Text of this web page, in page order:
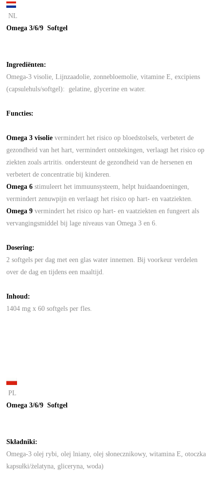
NL
Omega 3/6/9 Softgel
Ingrediënten:
Omega-3 visolie, Lijnzaadolie, zonnebloemolie, vitamine E, excipiens
(capsulehuls/softgel): gelatine, glycerine en water.
Functies:
Omega 3 visolie vermindert het risico op bloedstolsels, verbetert de
gezondheid van het hart, vermindert ontstekingen, verlaagt het risico op
ziekten zoals artritis. ondersteunt de gezondheid van de hersenen en
verbetert de concentratie bij kinderen.
Omega 6 stimuleert het immuunsysteem, helpt huidaandoeningen,
vermindert zenuwpijn en verlaagt het risico op hart- en vaatziekten.
Omega 9 vermindert het risico op hart- en vaatziekten en fungeert als
vervangingsmiddel bij lage niveaus van Omega 3 en 6.
Dosering:
2 softgels per dag met een glas water innemen. Bij voorkeur verdelen
over de dag en tijdens een maaltijd.
Inhoud:
1404 mg x 60 softgels per fles.
PL
Omega 3/6/9 Softgel
Składniki:
Omega-3 olej rybi, olej lniany, olej słonecznikowy, witamina E, otoczka
kapsułki/żelatyna, gliceryna, woda)